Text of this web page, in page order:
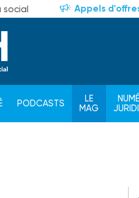
social Appels
PODCASTS
LE
MAG